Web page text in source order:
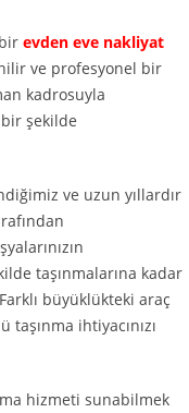
evden eve nakliyat
ve profesyonel bir
kadrosuyla
şekilde
ve uzun yıllardır
taşınmalarına kadar
büyüklükteki araç
ihtiyacınızı
hizmeti sunabilmek